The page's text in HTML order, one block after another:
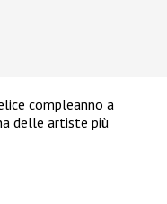
compleanno a
delle artiste più